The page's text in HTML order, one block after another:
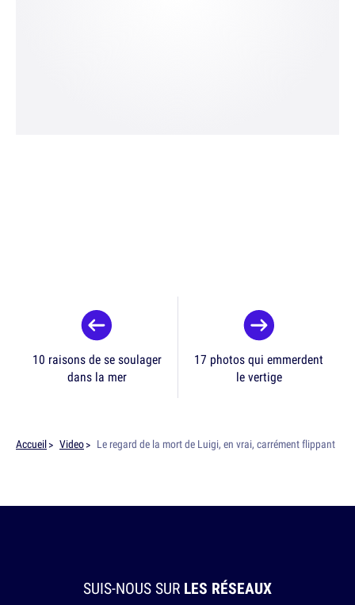
10 raisons de se soulager
dans la mer
17 photos qui emmerdent
le vertige
Accueil Video Le regard de la mort de Luigi, en vrai, carrément flippant
SUIS-NOUS SUR LES RÉSEAUX